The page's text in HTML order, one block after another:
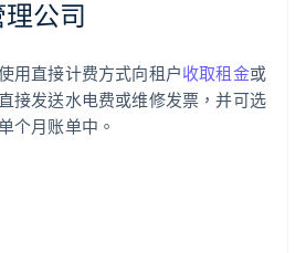
公司
用直接计费方式向租户收取租金或
接发送水电费或维修发票，并可选
个月账单中。